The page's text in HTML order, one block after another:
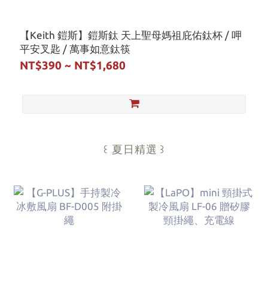
【Keith 鎧斯】鎧斯鈦 天上聖母媽祖庇佑鈦杯 / 呷
平安叉匙 / 萬事如意鈦筷
NT$390 ~ NT$1,680
꒰ 夏日精選 ꒱